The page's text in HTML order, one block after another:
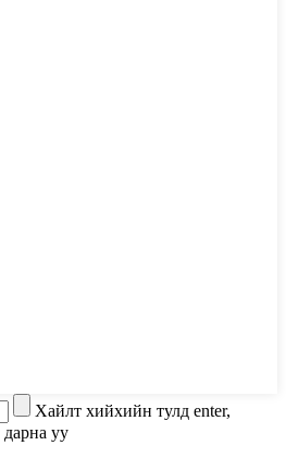
Хайлт хийхийн тулд enter,
уу